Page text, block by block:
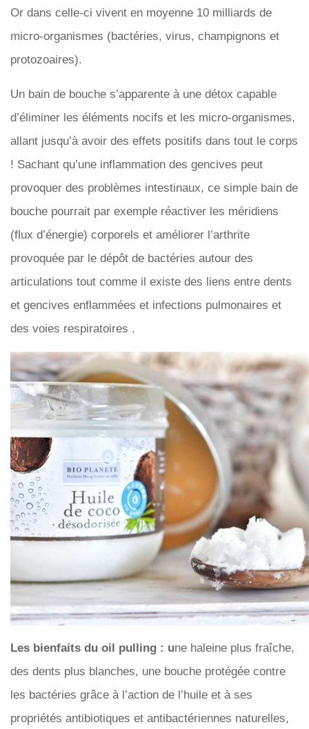
Or dans celle-ci vivent en moyenne 10 milliards de
micro-organismes (bactéries, virus, champignons et
protozoaires).
Un bain de bouche s’apparente à une détox capable
d’éliminer les éléments nocifs et les micro-organismes,
allant jusqu’à avoir des effets positifs dans tout le corps
! Sachant qu’une inflammation des gencives peut
provoquer des problèmes intestinaux, ce simple bain de
bouche pourrait par exemple réactiver les méridiens
(flux d’énergie) corporels et améliorer l’arthrite
provoquée par le dépôt de bactéries autour des
articulations tout comme il existe des liens entre dents
et gencives enflammées et infections pulmonaires et
des voies respiratoires .
Les bienfaits du oil pulling : une haleine plus fraîche,
des dents plus blanches, une bouche protégée contre
les bactéries grâce à l’action de l’huile et à ses
propriétés antibiotiques et antibactériennes naturelles,